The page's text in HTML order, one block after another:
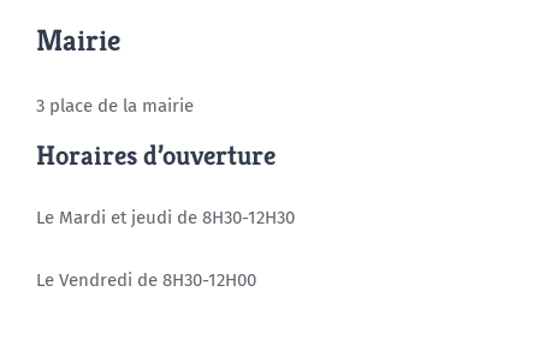
Mairie
3 place de la mairie
Horaires d’ouverture
Le Mardi et jeudi de 8H30-12H30
Le Vendredi de 8H30-12H00